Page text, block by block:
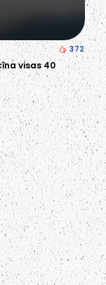
372
visas 40